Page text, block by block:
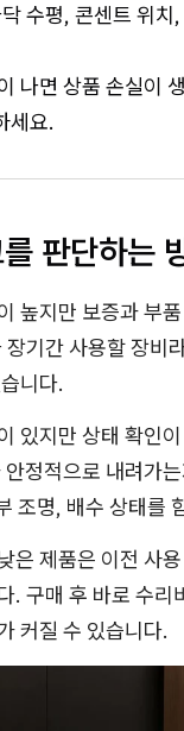
수평, 콘센트 위치
나면 상품 손실이
세요.
판단하는
높지만 보증과 부
기간 사용할 장비
니다.
있지만 상태 확인
정적으로 내려가
조명, 배수 상태를
은 제품은 이전 사
. 구매 후 바로 수리
커질 수 있습니다.